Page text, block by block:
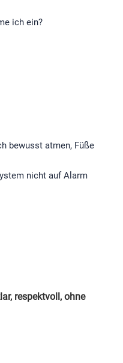
ich ein?
bewusst atmen, Füße
nicht auf Alarm
respektvoll, ohne